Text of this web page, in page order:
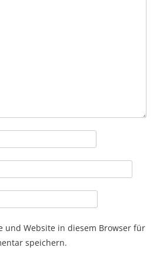
und Website in diesem Browser für
speichern.